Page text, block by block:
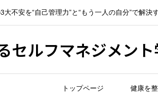
不安を“自己管理力”と“もう一人の自分”で解決
セルフマネジメント
トップページ 健康を